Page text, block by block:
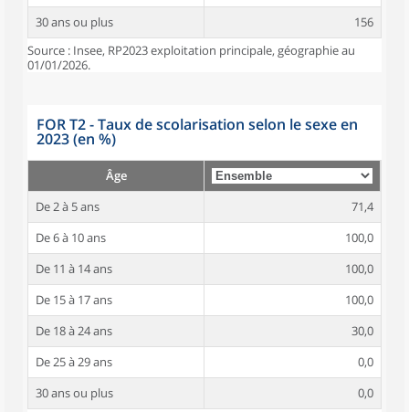
30 ans ou plus
156
Source : Insee, RP2023 exploitation principale, géographie au
01/01/2026.
FOR T2 - Taux de scolarisation selon le sexe en
2023 (en %)
Âge
De 2 à 5 ans
71,4
De 6 à 10 ans
100,0
De 11 à 14 ans
100,0
De 15 à 17 ans
100,0
De 18 à 24 ans
30,0
De 25 à 29 ans
0,0
30 ans ou plus
0,0